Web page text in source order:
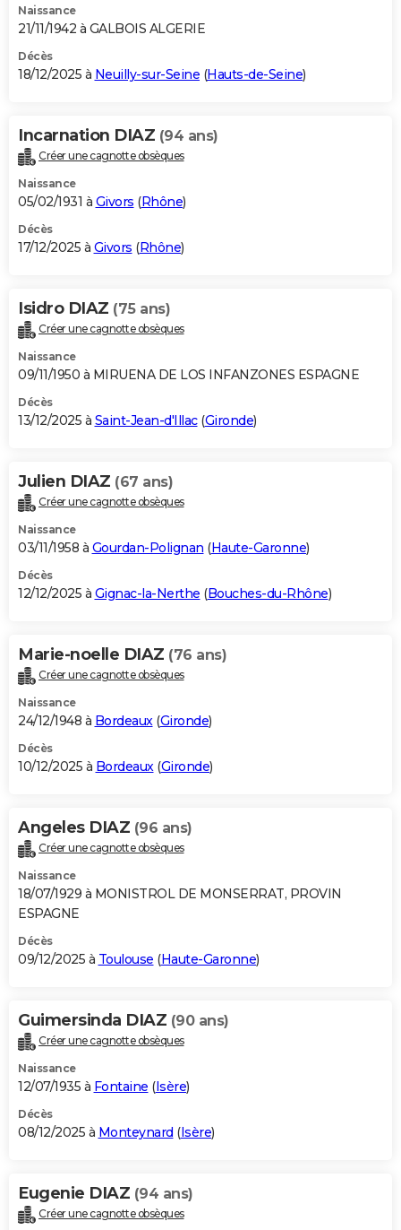
Naissance
21/11/1942 à GALBOIS ALGERIE
Décès
18/12/2025 à Neuilly-sur-Seine (Hauts-de-Seine)
Incarnation DIAZ (94 ans)
Créer une cagnotte obsèques
Naissance
05/02/1931 à Givors (Rhône)
Décès
17/12/2025 à Givors (Rhône)
Isidro DIAZ (75 ans)
Créer une cagnotte obsèques
Naissance
09/11/1950 à MIRUENA DE LOS INFANZONES ESPAGNE
Décès
13/12/2025 à Saint-Jean-d'Illac(Gironde)
Julien DIAZ (67 ans)
Créer une cagnotte obsèques
Naissance
03/11/1958 à Gourdan-Polignan (Haute-Garonne)
Décès
12/12/2025 à Gignac-la-Nerthe (Bouches-du-Rhône)
Marie-noelle DIAZ (76 ans)
Créer une cagnotte obsèques
Naissance
24/12/1948 à Bordeaux(Gironde)
Décès
10/12/2025 à Bordeaux(Gironde)
Angeles DIAZ (96 ans)
Créer une cagnotte obsèques
Naissance
18/07/1929 à MONISTROL DE MONSERRAT, PROVIN
ESPAGNE
Décès
09/12/2025 à Toulouse (Haute-Garonne)
Guimersinda DIAZ (90 ans)
Créer une cagnotte obsèques
Naissance
12/07/1935 à Fontaine (Isère)
Décès
08/12/2025 à Monteynard (Isère)
Eugenie DIAZ (94 ans)
Créer une cagnotte obsèques